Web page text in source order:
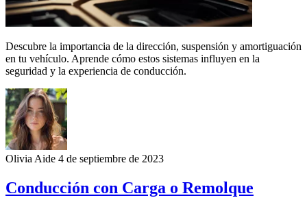
Descubre la importancia de la dirección, suspensión y amortiguación
en tu vehículo. Aprende cómo estos sistemas influyen en la
seguridad y la experiencia de conducción.
Olivia Aide 4 de septiembre de 2023
Conducción con Carga o Remolque